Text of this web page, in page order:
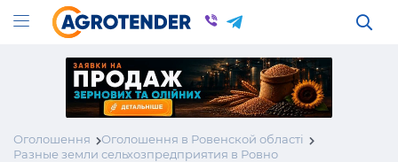
Оголошення
Оголошення в Ровенской області
Разные земли сельхозпредприятия в Ровно